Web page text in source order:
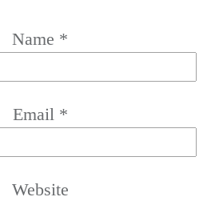
Name *
Email *
Website